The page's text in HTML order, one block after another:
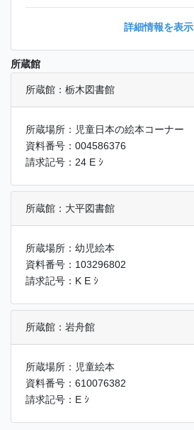
詳細情報を表示
所蔵館
所蔵館：栃木図書館
所蔵場所：児童日本の絵本コーナー
資料番号：004586376
請求記号：24 E ｼ
所蔵館：大平図書館
所蔵場所：幼児絵本
資料番号：103296802
請求記号：K E ｼ
所蔵館：岩舟館
所蔵場所：児童絵本
資料番号：610076382
請求記号：E ｼ